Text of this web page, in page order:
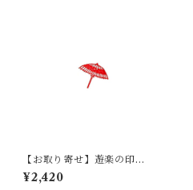
【お取り寄せ】遊楽の印
「傘」｜ 工房 蓮
¥2,420